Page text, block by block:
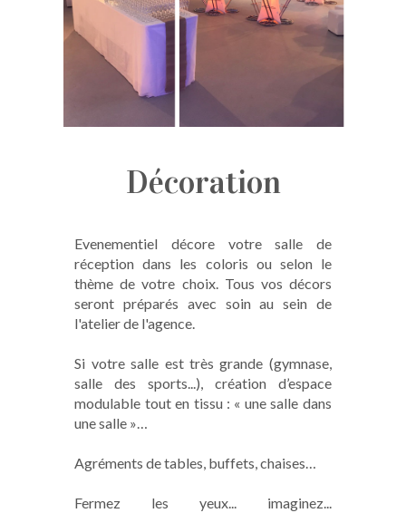
Décoration
Evenementiel décore votre salle de
réception dans les coloris ou selon le
thème de votre choix. Tous vos décors
seront préparés avec soin au sein de
l'atelier de l'agence.
Si votre salle est très grande (gymnase,
salle des sports...), création d’espace
modulable tout en tissu : « une salle dans
une salle »…
Agréments de tables, buffets, chaises…
Fermez les yeux... imaginez...